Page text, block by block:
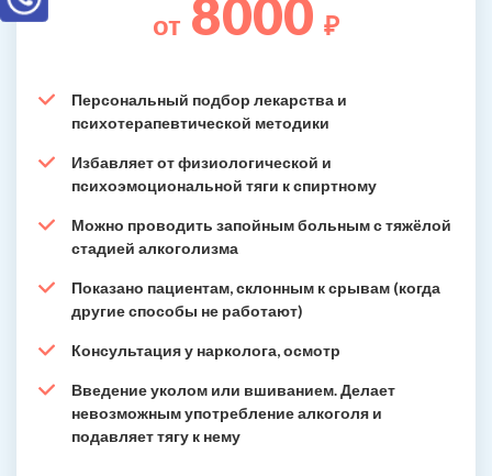
от 8000 ₽
Персональный подбор лекарства и
психотерапевтической методики
Избавляет от физиологической и
психоэмоциональной тяги к спиртному
Можно проводить запойным больным с тяжёлой
стадией алкоголизма
Показано пациентам, склонным к срывам (когда
другие способы не работают)
Консультация у нарколога, осмотр
Введение уколом или вшиванием. Делает
невозможным употребление алкоголя и
подавляет тягу к нему